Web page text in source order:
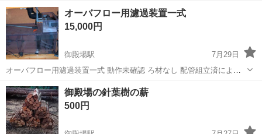
オーバフロー用濾過装置一式
15,000円
御殿場駅
7月29日
オーバフロー用濾過装置一式 動作未確認 ろ材なし 配管組立済によ
り、水槽台木製ごと引取できる方のみご購入お願致します。
静岡 御殿場市 御殿場駅 その他
御殿場の針葉樹の薪
500円